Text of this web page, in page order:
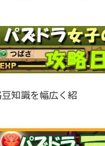
知識を幅広く紹